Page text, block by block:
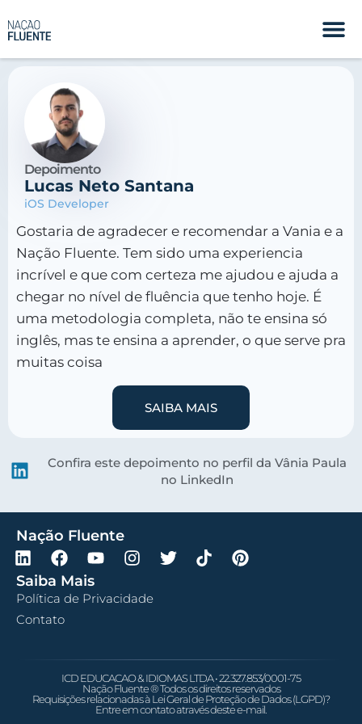
Depoimento
Lucas Neto Santana
iOS Developer
Gostaria de agradecer e recomendar a Vania e a
Nação Fluente. Tem sido uma experiencia
incrível e que com certeza me ajudou e ajuda a
chegar no nível de fluência que tenho hoje. É
uma metodologia completa, não te ensina só
inglês, mas te ensina a aprender, o que serve pra
muitas coisa
SAIBA MAIS
Confira este depoimento no perfil da Vânia Paula
no LinkedIn
Nação Fluente
Saiba Mais
Política de Privacidade
Contato
ICD EDUCACAO & IDIOMAS LTDA • 22.327.853/0001-75
Nação Fluente ® Todos os direitos reservados
Requisições relacionadas à Lei Geral de Proteção de Dados (LGPD)?
Entre em contato através deste e-mail.